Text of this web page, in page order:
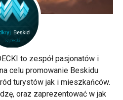
to zespół pasjonatów i
celu promowanie Beskidu
turystów jak i mieszkańców.
oraz zaprezentować w jak